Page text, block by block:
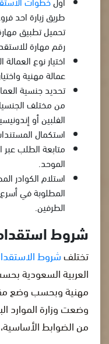
طريق زيارة احد
تحميل تطبيق
رقم مهارة
اختيار نوع
عمالة مهنية
تحديد جنسية
من مختلف
الفلبين أو
استكمال
متابعة الطلب
الموحد.
استلام الكوادر
المطلوبة في
الطرفين.
شروط
تختلفشروط
العربية السعودية
مهنية وبحسب وضع
وضعت وزارة الموارد
من الضوابط